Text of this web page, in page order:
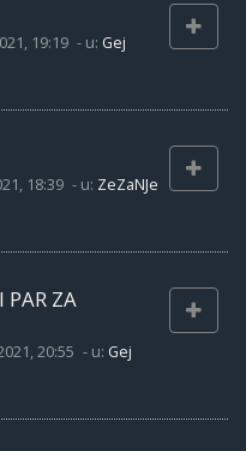
19:19 - u: Gej
18:39 - u: ZeZaNJe
PAR ZA
20:55 - u: Gej